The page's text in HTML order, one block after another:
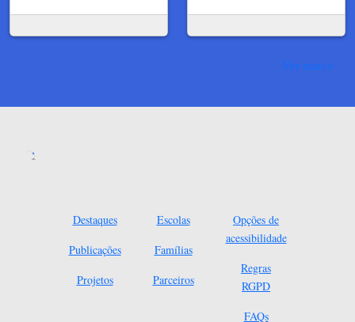
Ver mais
Destaques
Publicações
Projetos
Escolas
Famílias
Parceiros
Opções de
acessibilidade
Regras
RGPD
FAQs